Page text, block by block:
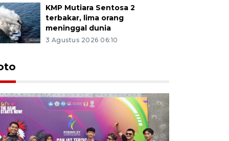
KMP Mutiara Sentosa 2
terbakar, lima orang
meninggal dunia
3 Agustus 2026 06:10